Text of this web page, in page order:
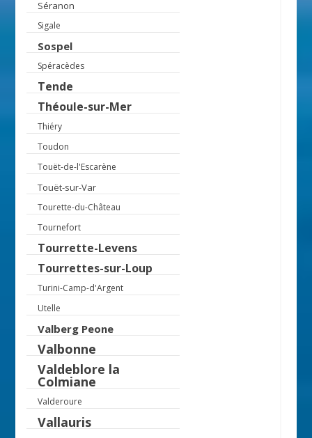
Séranon
Sigale
Sospel
Spéracèdes
Tende
Théoule-sur-Mer
Thiéry
Toudon
Touët-de-l'Escarène
Touët-sur-Var
Tourette-du-Château
Tournefort
Tourrette-Levens
Tourrettes-sur-Loup
Turini-Camp-d'Argent
Utelle
Valberg Peone
Valbonne
Valdeblore la
Colmiane
Valderoure
Vallauris